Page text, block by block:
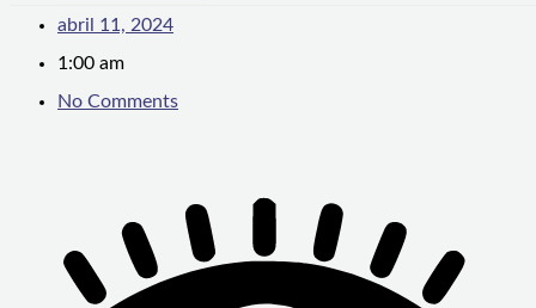
abril 11, 2024
1:00 am
No Comments